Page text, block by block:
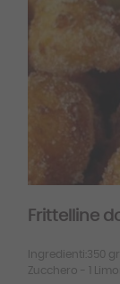
Frittelline
Ingredienti:350
Zucchero - 1